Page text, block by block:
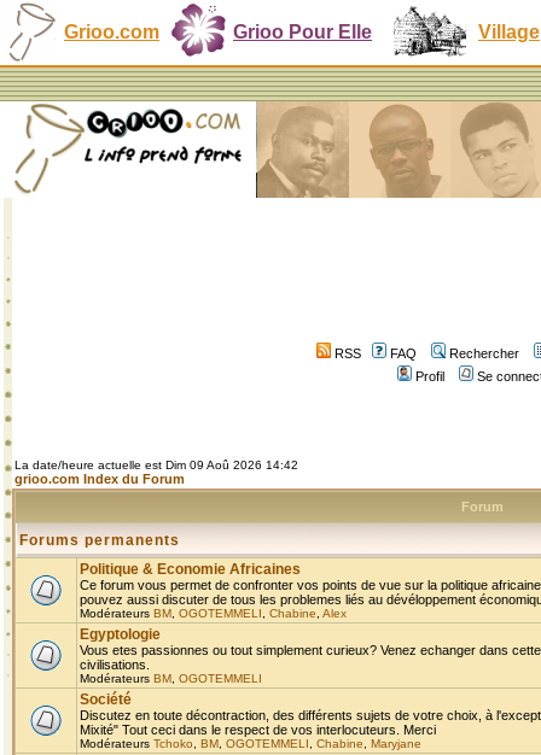
Grioo.com Grioo Pour Elle Village
RSS FAQ
Rechercher
Profil
Se
La date/heure actuelle est Dim 09 Aoû 2026 14:42
grioo.com Index du Forum
Forum
Forums permanents
Politique & Economie Africaines
Ce forum vous permet de confronter vos points de vue sur la politique
pouvez aussi discuter de tous les problemes liés au dévéloppement
Modérateurs BM OGOTEMMELI Chabine Alex
Egyptologie
Vous etes passionnes ou tout simplement curieux? Venez echanger dans
civilisations.
Modérateurs BM OGOTEMMELI
Société
Discutez en toute décontraction, des différents sujets de votre choix, à
Mixité" Tout ceci dans le respect de vos interlocuteurs. Merci
Modérateurs Tchoko BM OGOTEMMELI Chabine Maryjane